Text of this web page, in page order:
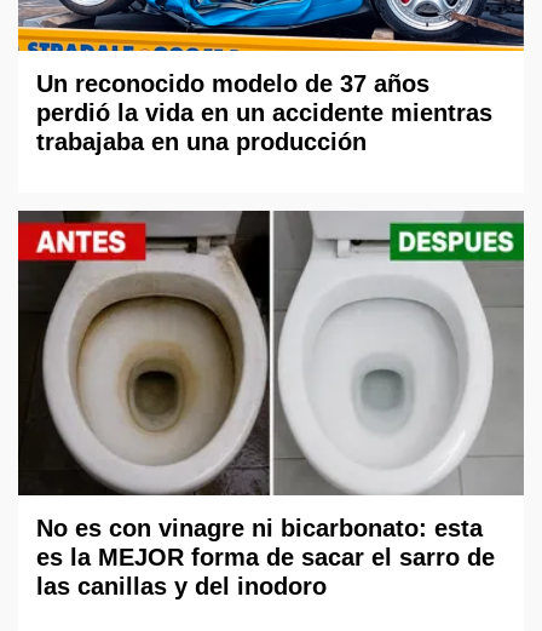
Un reconocido modelo de 37 años
perdió la vida en un accidente mientras
trabajaba en una producción
No es con vinagre ni bicarbonato: esta
es la MEJOR forma de sacar el sarro de
las canillas y del inodoro